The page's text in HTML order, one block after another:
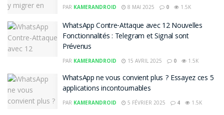
PAR KAMERANDROID 8 MAI 2025 0 1.5K
WhatsApp Contre-Attaque avec 12 Nouvelles
Fonctionnalités : Telegram et Signal sont
Prévenus
PAR KAMERANDROID 15 AVRIL 2025 0 1.5K
WhatsApp ne vous convient plus ? Essayez ces 5
applications incontournables
PAR KAMERANDROID 5 FÉVRIER 2025 4 1.5K